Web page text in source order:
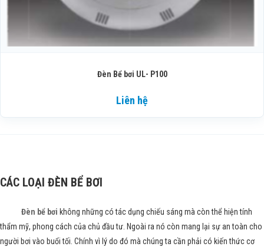
Đèn Bể bơi UL- P100
Liên hệ
CÁC LOẠI ĐÈN BỂ BƠI
Đèn bể bơi không những có tác dụng chiếu sáng mà còn thể hiện tính
thẩm mỹ, phong cách của chủ đầu tư. Ngoài ra nó còn mang lại sự an toàn cho
người bơi vào buổi tối. Chính vì lý do đó mà chúng ta cần phải có kiến thức cơ